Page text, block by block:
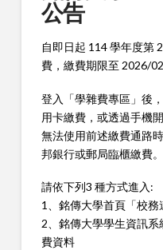
公告
自即日起 114 學年度第
費，繳費期限至 2026/
登入「學雜費專區」後
用卡繳費，或透過手機
無法使用前述繳費通路
邦銀行或郵局臨櫃繳費。
請依下列3 種方式進入:
1、銘傳大學首頁「校務
2、銘傳大學學生資訊
費資料